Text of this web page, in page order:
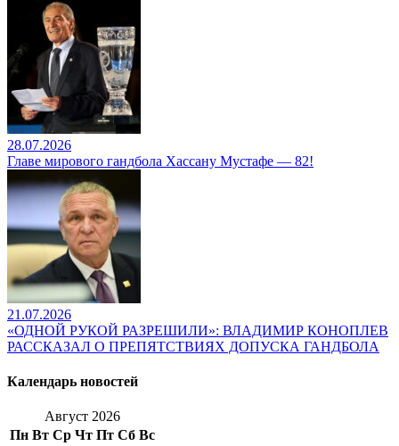
28.07.2026
Главе мирового гандбола Хассану Мустафе — 82!
21.07.2026
«ОДНОЙ РУКОЙ РАЗРЕШИЛИ»: ВЛАДИМИР КОНОПЛЕВ
РАССКАЗАЛ О ПРЕПЯТСТВИЯХ ДОПУСКА ГАНДБОЛА
Календарь новостей
Август 2026
Пн Вт Ср Чт Пт Сб Вс